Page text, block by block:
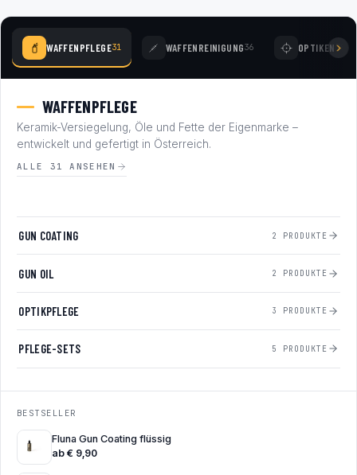
WAFFENPFLEGE31 WAFFENREINIGUNG36 OPTIKEN 78
WAFFENPFLEGE
Keramik-Versiegelung, Öle und Fette der Eigenmarke –
entwickelt und gefertigt in Österreich.
ALLE 31 ANSEHEN
GUN COATING 2 PRODUKTE
GUN OIL 2 PRODUKTE
OPTIKPFLEGE 3 PRODUKTE
PFLEGE-SETS 5 PRODUKTE
BESTSELLER
Fluna Gun Coating flüssig
ab € 9,90